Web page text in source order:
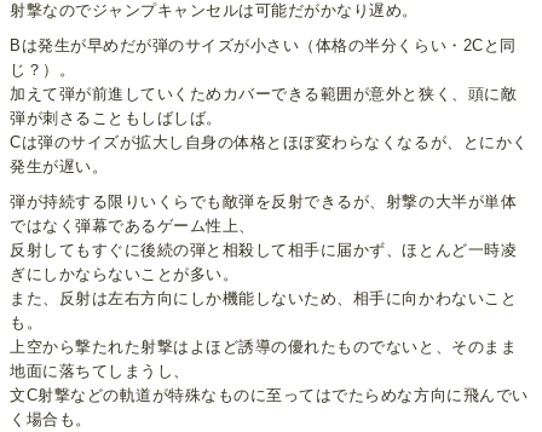
射撃なのでジャンプキャンセルは可能だがかなり遅め。
Bは発生が早めだが弾のサイズが小さい（体格の半分くらい・2Cと同
じ？）。
加えて弾が前進していくためカバーできる範囲が意外と狭く、頭に敵
弾が刺さることもしばしば。
Cは弾のサイズが拡大し自身の体格とほぼ変わらなくなるが、とにかく
発生が遅い。
弾が持続する限りいくらでも敵弾を反射できるが、射撃の大半が単体
ではなく弾幕であるゲーム性上、
反射してもすぐに後続の弾と相殺して相手に届かず、ほとんど一時凌
ぎにしかならないことが多い。
また、反射は左右方向にしか機能しないため、相手に向かわないこと
も。
上空から撃たれた射撃はよほど誘導の優れたものでないと、そのまま
地面に落ちてしまうし、
文C射撃などの軌道が特殊なものに至ってはでたらめな方向に飛んでい
く場合も。